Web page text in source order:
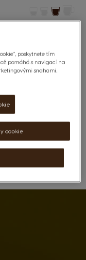
si čistou,
kávy Dallmayr
poskytnete tím
pomáhá s navigací na
snahami.
cookie